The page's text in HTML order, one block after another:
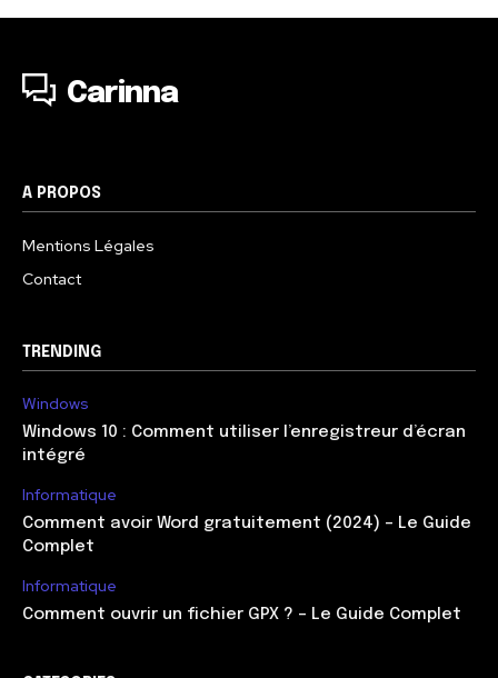
Carinna
A PROPOS
Mentions Légales
Contact
TRENDING
Windows
Windows 10 : Comment utiliser l’enregistreur d’écran
intégré
Informatique
Comment avoir Word gratuitement (2024) – Le Guide
Complet
Informatique
Comment ouvrir un fichier GPX ? – Le Guide Complet